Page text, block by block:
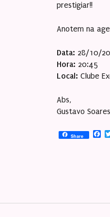
prestigiar!!
Anotem na
Data: 28/10/
Hora: 20:45
Local: Clube
Abs,
Gustavo Soares
Share